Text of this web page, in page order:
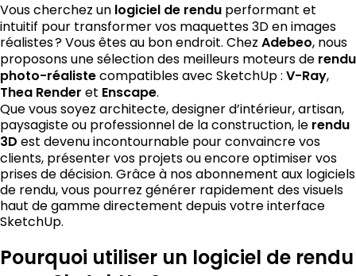
Vous cherchez un logiciel de rendu performant et
intuitif pour transformer vos maquettes 3D en images
réalistes ? Vous êtes au bon endroit. Chez Adebeo, nous
proposons une sélection des meilleurs moteurs de rendu
photo-réaliste compatibles avec SketchUp : V-Ray,
Thea Render et Enscape.
Que vous soyez architecte, designer d’intérieur, artisan,
paysagiste ou professionnel de la construction, le rendu
3D est devenu incontournable pour convaincre vos
clients, présenter vos projets ou encore optimiser vos
prises de décision. Grâce à nos abonnement aux logiciels
de rendu, vous pourrez générer rapidement des visuels
haut de gamme directement depuis votre interface
SketchUp.
Pourquoi utiliser un logiciel de rendu